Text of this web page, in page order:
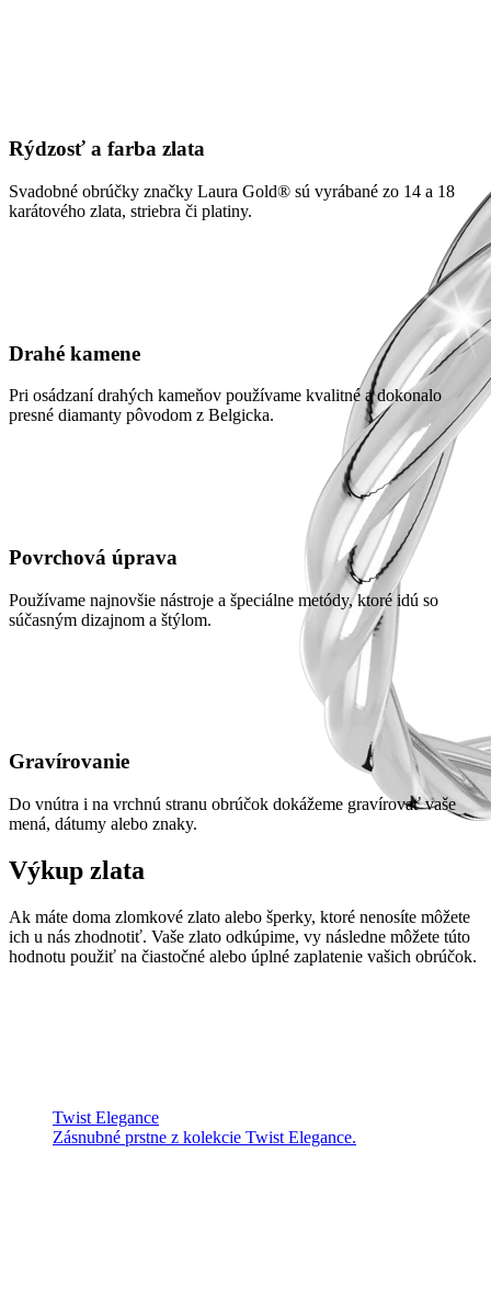
Twist Elegance
Zásnubné prstne z kolekcie Twist Elegance.
Rýdzosť a farba zlata
Svadobné obrúčky značky Laura Gold® sú vyrábané zo 14 a 18
karátového zlata, striebra či platiny.
Drahé kamene
Pri osádzaní drahých kameňov používame kvalitné a dokonalo
presné diamanty pôvodom z Belgicka.
Povrchová úprava
Používame najnovšie nástroje a špeciálne metódy, ktoré idú so
súčasným dizajnom a štýlom.
Gravírovanie
Do vnútra i na vrchnú stranu obrúčok dokážeme gravírovať vaše
mená, dátumy alebo znaky.
Výkup zlata
Ak máte doma zlomkové zlato alebo šperky, ktoré nenosíte môžete
ich u nás zhodnotiť. Vaše zlato odkúpime, vy následne môžete túto
hodnotu použiť na čiastočné alebo úplné zaplatenie vašich obrúčok.